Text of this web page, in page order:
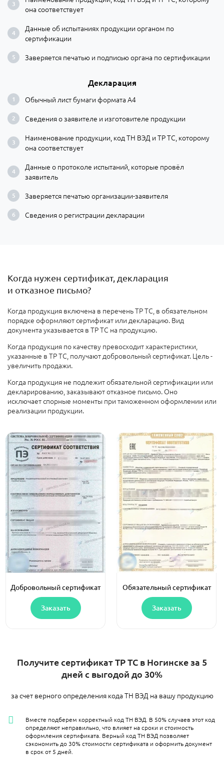
она соответствует
Данные об испытаниях продукции органом по
сертификации
Заверяется печатью и подписью органа по сертификации
Декларация
Обычный лист бумаги формата А4
Сведения о заявителе и изготовителе продукции
Наименование продукции, код ТН ВЭД и ТР ТС, которому
она соответствует
Данные о протоколе испытаний, которые провёл
заявитель
Заверяется печатью организации-заявителя
Сведения о регистрации декларации
Когда нужен сертификат, декларация
и отказное письмо?
Когда продукция включена в перечень ТР ТС, в обязательном
порядке оформляют сертификат или декларацию. Вид
документа указывается в ТР ТС на продукцию.
Когда продукция по качеству превосходит характеристики,
указанные в ТР ТС, получают добровольный сертификат. Цель -
увеличить продажи.
Когда продукция не подлежит обязательной сертификации или
декларированию , заказывают отказное письмо. Оно
исключает спорные моменты при таможенном оформлении или
реализации продукции.
Добровольный сертификат
Заказать
Обязательный сертификат
Заказать
Получите сертификат ТР ТС в Ногинске за 5
дней с выгодой до 30%
за счет верного определения кода ТН ВЭД на вашу продукцию
Вместе подберем корректный код ТН ВЭД. В 50% случаев этот код
определяют неправильно, что влияет на сроки и стоимость
оформления сертификата. Верный код ТН ВЭД позволяет
сэкономить до 30% стоимости сертификата и оформить документ
в срок от 5 дней.